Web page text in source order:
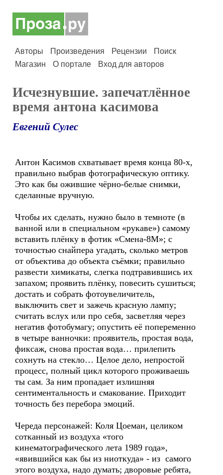
Авторы Произведения Рецензии
Поиск
Магазин
О портале Вход для авторов
Исчезнувшие. запечатлённое
время антона касимова
Евгений Сулес
Антон Касимов схватывает время конца 80-х,
правильно выбрав фотографическую оптику.
Это как бы ожившие чёрно-белые снимки,
сделанные вручную.
Чтобы их сделать, нужно было в темноте (в
ванной или в специальном «рукаве») самому
вставить плёнку в фотик «Смена-8М»; с
точностью снайпера угадать, сколько метров
от объектива до объекта съёмки; правильно
развести химикаты, слегка подтравившись их
запахом; проявить плёнку, повесить сушиться;
достать и собрать фотоувеличитель,
выключить свет и зажечь красную лампу;
считать вслух или про себя, засветляя через
негатив фотобумагу; опустить её попеременно
в четыре ванночки: проявитель, простая вода,
фиксаж, снова простая вода… прилепить
сохнуть на стекло… Целое дело, непростой
процесс, полный цикл которого проживаешь
ты сам. За ним пропадает излишняя
сентиментальность и смакование. Приходит
точность без перебора эмоций.
Череда персонажей: Коля Цоеман, целиком
сотканный из воздуха «того
кинематографического лета 1989 года»,
«явившийся как бы из ниоткуда» - из самого
этого воздуха, надо думать; дворовые ребята,